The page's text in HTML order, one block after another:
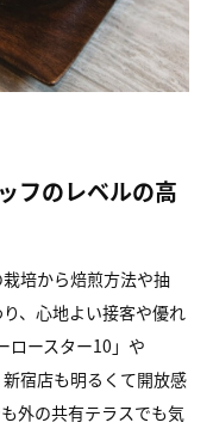
フのレベルの高
培から焙煎方法や抽
、心地よい接客や優れ
ロースター10」や
新宿店も明るくて開放感
外の共有テラスでも気